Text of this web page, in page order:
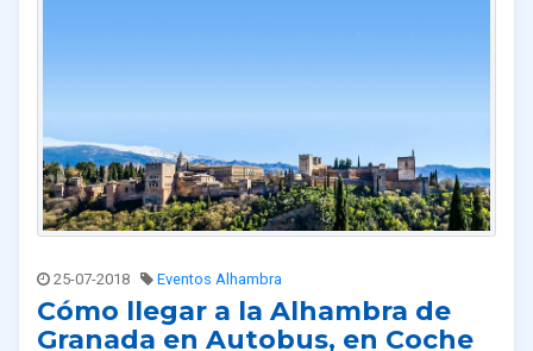
25-07-2018 Eventos Alhambra
Cómo llegar a la Alhambra de
Granada en Autobus, en Coche